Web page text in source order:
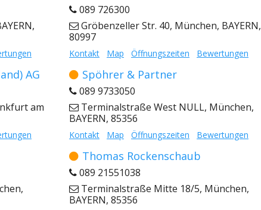
089 726300
Gröbenzeller Str. 40, München, BAYERN,
80997
Kontakt Map Öffnungszeiten Bewertungen
AG
am
Spöhrer & Partner
089 9733050
Terminalstraße West NULL, München,
BAYERN, 85356
Kontakt Map Öffnungszeiten Bewertungen
Thomas Rockenschaub
089 21551038
Terminalstraße Mitte 18/5, München,
BAYERN, 85356